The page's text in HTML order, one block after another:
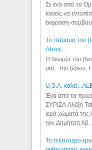
Σε ένα από τα
κανείς να
έκφραση-
Το πείραμα του
όλους...
Η θεωρία του
μας. Την ξέρετε;
U.S.A.
Ένα από τα
ΣΥΡΙΖΑ Αλέξη
ιερά χώματα της
τον Δημήτρη
Το τελειότερο